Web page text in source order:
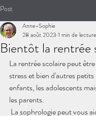
Post
Bientôt la rentrée
Anne-Sophie
28 août 2023 1 min de lecture
La rentrée scolaire peut
stress et bien d'autres
enfants, les adolescents
les parents.